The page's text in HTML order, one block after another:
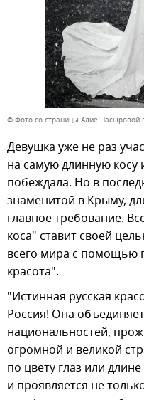
© Фото со страницы Алие Насыровой
Девушка уже не раз
на самую длинную косу
побеждала. Но в
знаменитой в Крыму,
главное требование.
коса" ставит своей
всего мира с помощью
красота".
"Истинная русская
Россия! Она
национальностей,
огромной и великой
по цвету глаз или
и проявляется не